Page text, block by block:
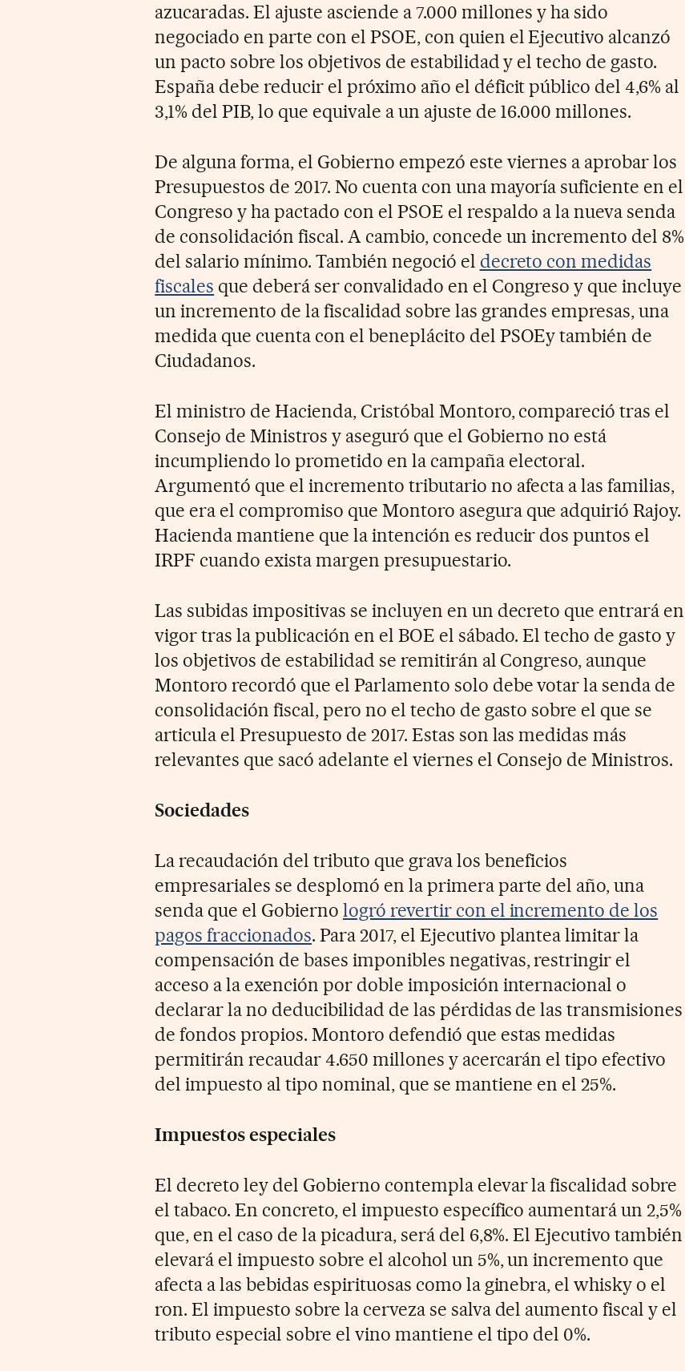
azucaradas. El ajuste asciende a 7.000 millones y ha sido
negociado en parte con el PSOE, con quien el Ejecutivo alcanzó
un pacto sobre los objetivos de estabilidad y el techo de gasto.
España debe reducir el próximo año el déficit público del 4,6% al
3,1% del PIB, lo que equivale a un ajuste de 16.000 millones.
De alguna forma, el Gobierno empezó este viernes a aprobar los
Presupuestos de 2017. No cuenta con una mayoría suficiente en el
Congreso y ha pactado con el PSOE el respaldo a la nueva senda
de consolidación fiscal. A cambio, concede un incremento del 8%
del salario mínimo. También negoció el decreto con medidas
fiscales que deberá ser convalidado en el Congreso y que incluye
un incremento de la fiscalidad sobre las grandes empresas, una
medida que cuenta con el beneplácito del PSOEy también de
Ciudadanos.
El ministro de Hacienda, Cristóbal Montoro, compareció tras el
Consejo de Ministros y aseguró que el Gobierno no está
incumpliendo lo prometido en la campaña electoral.
Argumentó que el incremento tributario no afecta a las familias,
que era el compromiso que Montoro asegura que adquirió Rajoy.
Hacienda mantiene que la intención es reducir dos puntos el
IRPF cuando exista margen presupuestario.
Las subidas impositivas se incluyen en un decreto que entrará en
vigor tras la publicación en el BOE el sábado. El techo de gasto y
los objetivos de estabilidad se remitirán al Congreso, aunque
Montoro recordó que el Parlamento solo debe votar la senda de
consolidación fiscal, pero no el techo de gasto sobre el que se
articula el Presupuesto de 2017. Estas son las medidas más
relevantes que sacó adelante el viernes el Consejo de Ministros.
Sociedades
La recaudación del tributo que grava los beneficios
empresariales se desplomó en la primera parte del año, una
senda que el Gobierno logró revertir con el incremento de los
pagos fraccionados. Para 2017, el Ejecutivo plantea limitar la
compensación de bases imponibles negativas, restringir el
acceso a la exención por doble imposición internacional o
declarar la no deducibilidad de las pérdidas de las transmisiones
de fondos propios. Montoro defendió que estas medidas
permitirán recaudar 4.650 millones y acercarán el tipo efectivo
del impuesto al tipo nominal, que se mantiene en el 25%.
Impuestos especiales
El decreto ley del Gobierno contempla elevar la fiscalidad sobre
el tabaco. En concreto, el impuesto específico aumentará un 2,5%
que, en el caso de la picadura, será del 6,8%. El Ejecutivo también
elevará el impuesto sobre el alcohol un 5%, un incremento que
afecta a las bebidas espirituosas como la ginebra, el whisky o el
ron. El impuesto sobre la cerveza se salva del aumento fiscal y el
tributo especial sobre el vino mantiene el tipo del 0%.